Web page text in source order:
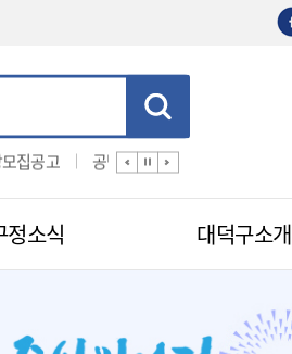
집공고 공법선정
적극행정
정소식 대덕구소개